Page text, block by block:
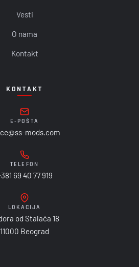
Vesti
O nama
Kontakt
KONTAKT
E-POŠTA
mods.com
TELEFON
69 40 77 919
LOKACIJA
od Stalaća 18
11000 Beograd